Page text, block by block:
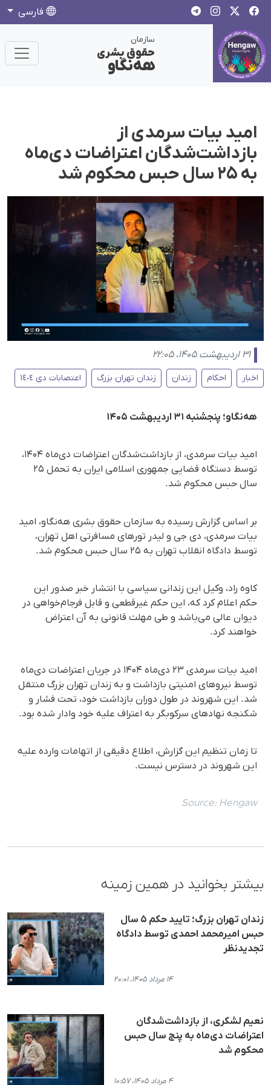
فارسی
سازمان
حقوق بشری
هەنگاو
امید بیات سرمدی از
بازداشت‌شدگان اعتراضات دی‌ماه
به ۲۵ سال حبس محکوم شد
۳۱ اردیبهشت ۱۴۰۵، ۲۲:۰۵
اخبار احکام زندان زندان تهران بزرگ اعتصابات دی ١٤٠٤
هه‌نگاو؛ پنجشنبه ۳۱ اردیبهشت ۱۴۰۵
امید بیات سرمدی، از بازداشت‌شدگان اعتراضات دی‌ماه ۱۴۰۴،
توسط دستگاه قضایی جمهوری اسلامی ایران به تحمل ۲۵
سال حبس محکوم شد.
بر اساس گزارش رسیده به سازمان حقوق بشری هه‌نگاو، امید
بیات سرمدی، دی جی و لیدر تورهای مسافرتی اهل تهران،
توسط دادگاه انقلاب تهران به ۲۵ سال حبس محکوم شد.
کاوه راد، وکیل این زندانی سیاسی با انتشار خبر صدور این
حکم اعلام کرد که، این حکم غیرقطعی و قابل فرجام‌خواهی در
دیوان عالی می‌باشد و طی مهلت قانونی به آن اعتراض
خواهند کرد.
امید بیات سرمدی ۲۳ دی‌ماه ۱۴۰۴ در جریان اعتراضات دی‌ماه
توسط نیروهای امنیتی بازداشت و به زندان تهران بزرگ منتقل
شد. این شهروند در طول دوران بازداشت خود، تحت فشار و
شکنجه نهادهای سرکوبگر به اعتراف علیه خود وادار شده بود.
تا زمان تنظیم این گزارش، اطلاع دقیقی از اتهامات وارده علیه
این شهروند در دسترس نیست.
Source: Hengaw
بیشتر بخوانید در همین زمینه
زندان تهران بزرگ؛ تایید حکم ۵ سال
حبس امیرمحمد احمدی توسط دادگاه
تجدیدنظر
۱۴ مرداد ۱۴۰۵، ۲۰:۰۱
نعیم لشکری، از بازداشت‌شدگان
اعتراضات دی‌ماه به پنج سال حبس
محکوم شد
۴ مرداد ۱۴۰۵، ۱۰:۵۷